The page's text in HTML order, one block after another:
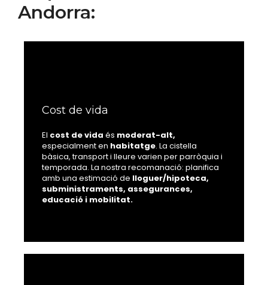
Andorra:
Cost de vida
El cost de vida és moderat-alt,
especialment en habitatge. La cistella
bàsica, transport i lleure varien per parròquia i
temporada. La nostra recomanació: planifica
amb una estimació de lloguer/hipoteca,
subministraments, assegurances,
educació i mobilitat.